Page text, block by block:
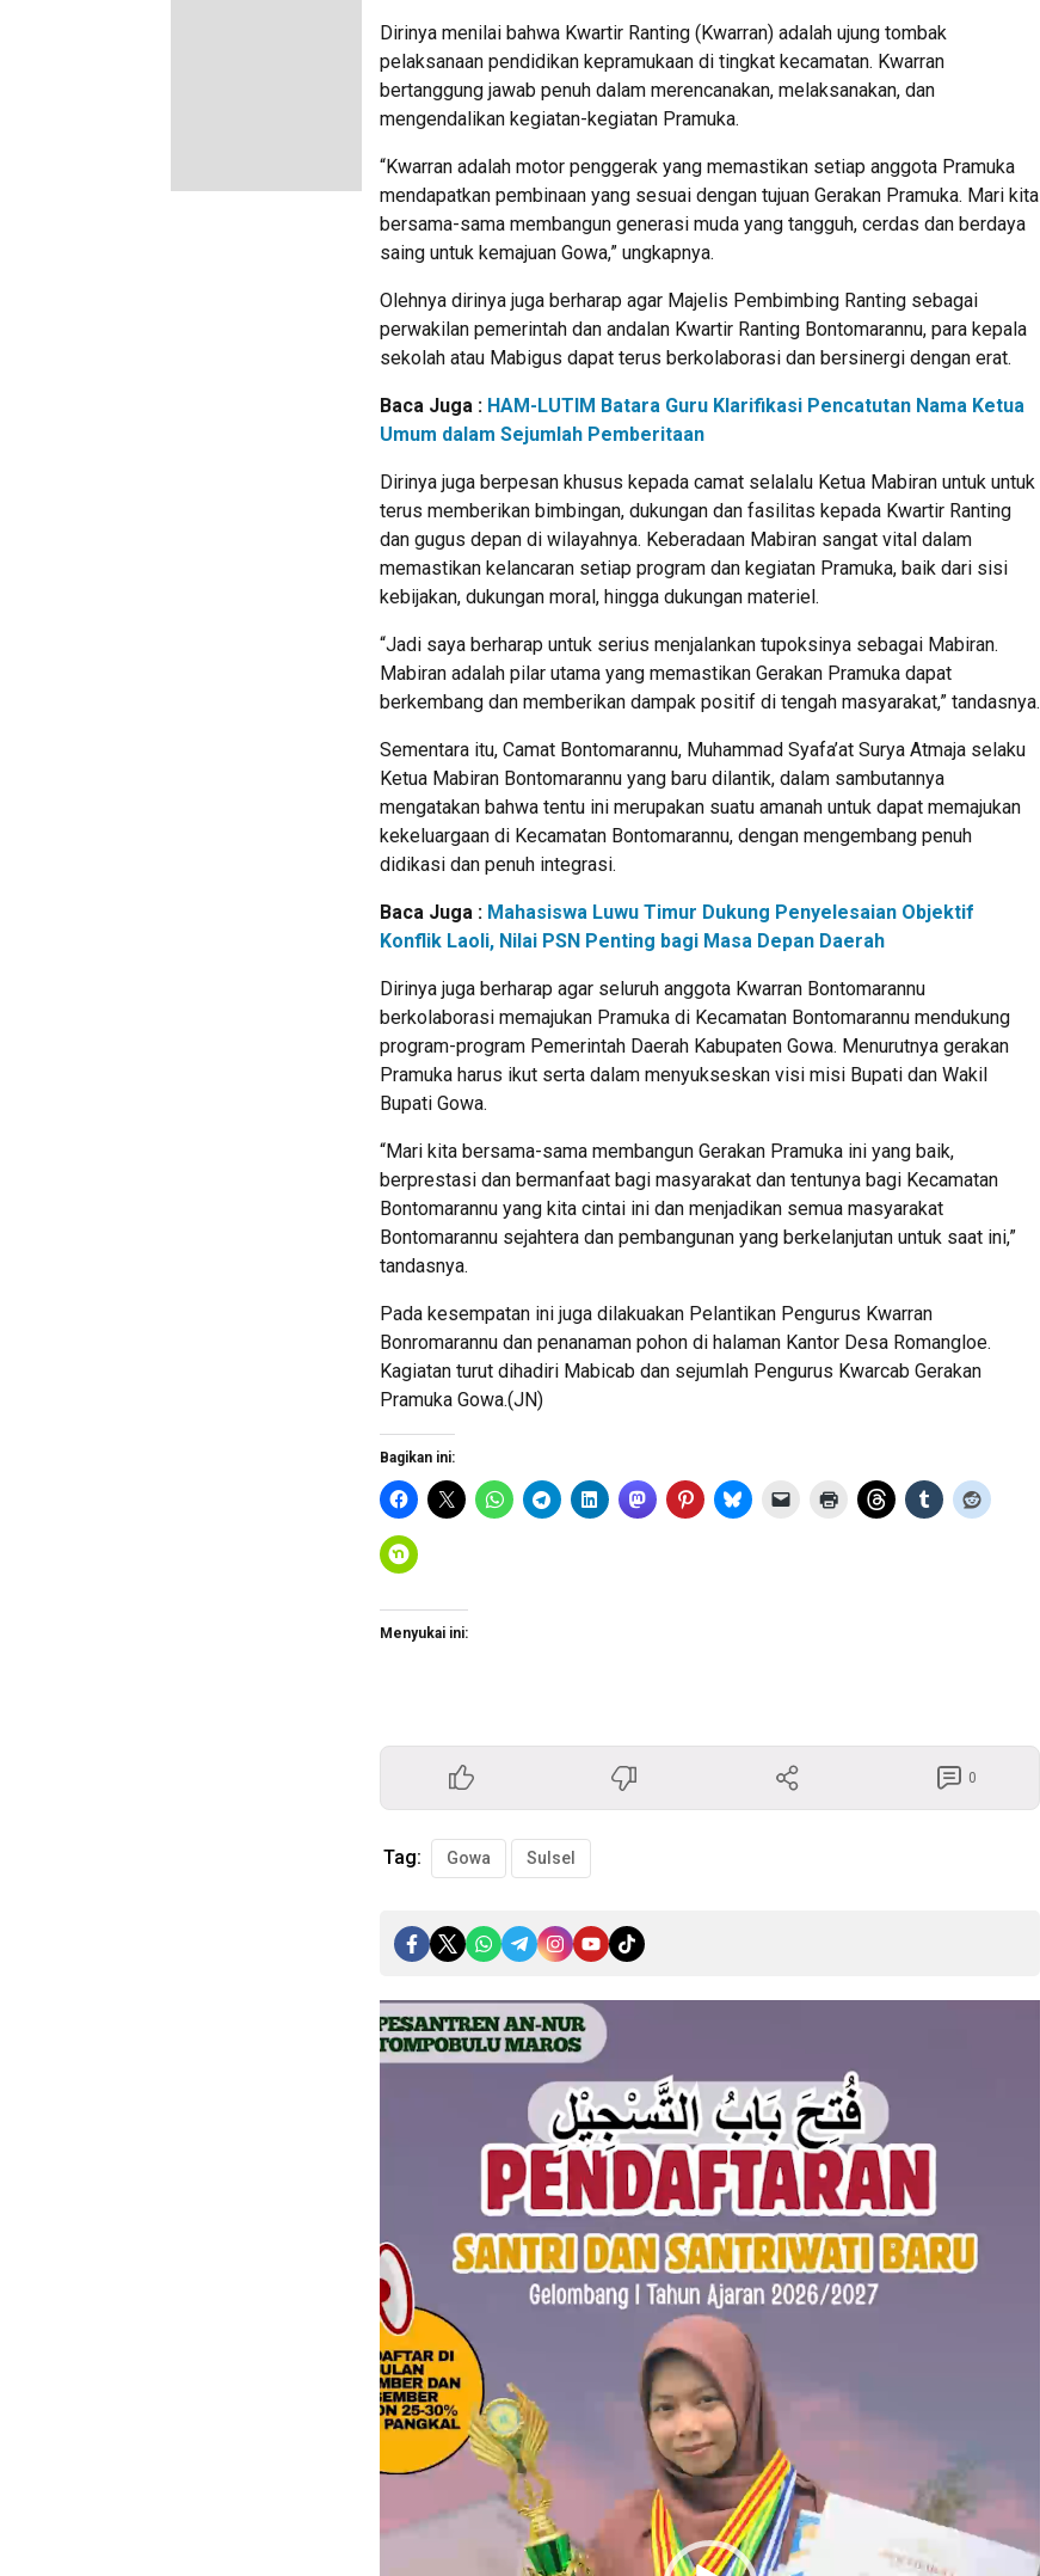
Dirinya menilai bahwa Kwartir Ranting (Kwarran) adalah ujung tombak
pelaksanaan pendidikan kepramukaan di tingkat kecamatan. Kwarran
bertanggung jawab penuh dalam merencanakan, melaksanakan, dan
mengendalikan kegiatan-kegiatan Pramuka.
“Kwarran adalah motor penggerak yang memastikan setiap anggota Pramuka
mendapatkan pembinaan yang sesuai dengan tujuan Gerakan Pramuka. Mari kita
bersama-sama membangun generasi muda yang tangguh, cerdas dan berdaya
saing untuk kemajuan Gowa,” ungkapnya.
Olehnya dirinya juga berharap agar Majelis Pembimbing Ranting sebagai
perwakilan pemerintah dan andalan Kwartir Ranting Bontomarannu, para kepala
sekolah atau Mabigus dapat terus berkolaborasi dan bersinergi dengan erat.
Baca Juga : HAM-LUTIM Batara Guru Klarifikasi Pencatutan Nama Ketua
Umum dalam Sejumlah Pemberitaan
Dirinya juga berpesan khusus kepada camat selalalu Ketua Mabiran untuk untuk
terus memberikan bimbingan, dukungan dan fasilitas kepada Kwartir Ranting
dan gugus depan di wilayahnya. Keberadaan Mabiran sangat vital dalam
memastikan kelancaran setiap program dan kegiatan Pramuka, baik dari sisi
kebijakan, dukungan moral, hingga dukungan materiel.
“Jadi saya berharap untuk serius menjalankan tupoksinya sebagai Mabiran.
Mabiran adalah pilar utama yang memastikan Gerakan Pramuka dapat
berkembang dan memberikan dampak positif di tengah masyarakat,” tandasnya.
Sementara itu, Camat Bontomarannu, Muhammad Syafa’at Surya Atmaja selaku
Ketua Mabiran Bontomarannu yang baru dilantik, dalam sambutannya
mengatakan bahwa tentu ini merupakan suatu amanah untuk dapat memajukan
kekeluargaan di Kecamatan Bontomarannu, dengan mengembang penuh
didikasi dan penuh integrasi.
Baca Juga : Mahasiswa Luwu Timur Dukung Penyelesaian Objektif
Konflik Laoli, Nilai PSN Penting bagi Masa Depan Daerah
Dirinya juga berharap agar seluruh anggota Kwarran Bontomarannu
berkolaborasi memajukan Pramuka di Kecamatan Bontomarannu mendukung
program-program Pemerintah Daerah Kabupaten Gowa. Menurutnya gerakan
Pramuka harus ikut serta dalam menyukseskan visi misi Bupati dan Wakil
Bupati Gowa.
“Mari kita bersama-sama membangun Gerakan Pramuka ini yang baik,
berprestasi dan bermanfaat bagi masyarakat dan tentunya bagi Kecamatan
Bontomarannu yang kita cintai ini dan menjadikan semua masyarakat
Bontomarannu sejahtera dan pembangunan yang berkelanjutan untuk saat ini,”
tandasnya.
Pada kesempatan ini juga dilakuakan Pelantikan Pengurus Kwarran
Bonromarannu dan penanaman pohon di halaman Kantor Desa Romangloe.
Kagiatan turut dihadiri Mabicab dan sejumlah Pengurus Kwarcab Gerakan
Pramuka Gowa.(JN)
Bagikan ini:
Menyukai ini:
0
Tag: Gowa Sulsel
Pemutar
Video